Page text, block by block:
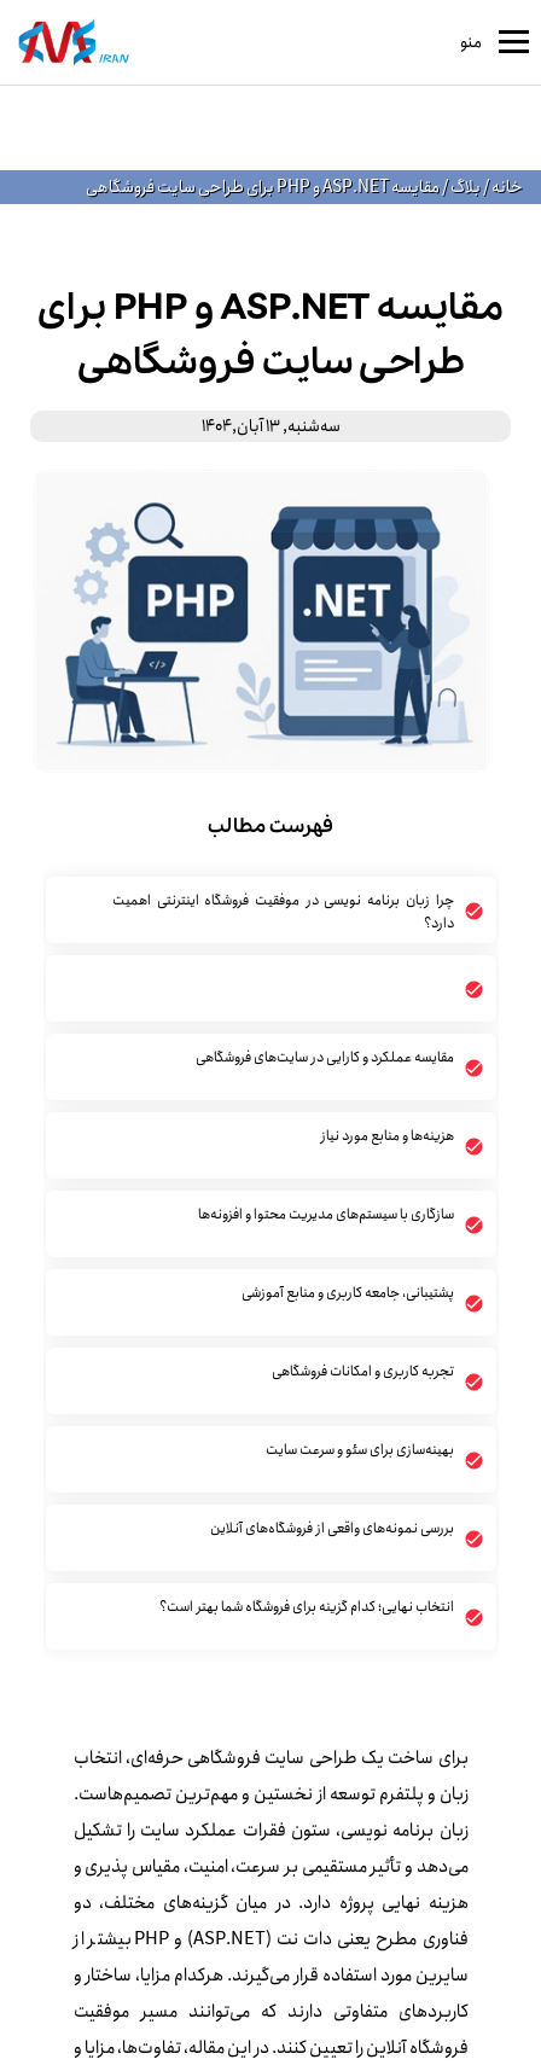
منو
خانه/بلاگ/مقایسه ASP.NET و PHP برای طراحی سایت فروشگاهی
مقایسه ASP.NET و PHP برای
طراحی سایت فروشگاهی
ﺳﻪشنبه, 13 آبان,1404
فهرست مطالب
چرا زبان برنامه‌ نویسی در موفقیت فروشگاه اینترنتی اهمیت
دارد؟
مقایسه عملکرد و کارایی در سایت‌های فروشگاهی
هزینه‌ها و منابع مورد نیاز
سازگاری با سیستم‌های مدیریت محتوا و افزونه‌ها
پشتیبانی، جامعه کاربری و منابع آموزشی
تجربه کاربری و امکانات فروشگاهی
بهینه‌سازی برای سئو و سرعت سایت
بررسی نمونه‌های واقعی از فروشگاه‌های آنلاین
انتخاب نهایی؛ کدام گزینه برای فروشگاه شما بهتر است؟
برای ساخت یک طراحی سایت فروشگاهی حرفه‌ای، انتخاب
زبان و پلتفرم توسعه از نخستین و مهم‌ترین تصمیم‌هاست.
زبان برنامه‌ نویسی، ستون فقرات عملکرد سایت را تشکیل
می‌دهد و تأثیر مستقیمی بر سرعت، امنیت، مقیاس‌ پذیری و
هزینه نهایی پروژه دارد. در میان گزینه‌های مختلف، دو
فناوری مطرح یعنی دات‌ نت (ASP.NET) و PHP بیشتر از
سایرین مورد استفاده قرار می‌گیرند. هرکدام مزایا، ساختار و
کاربردهای متفاوتی دارند که می‌توانند مسیر موفقیت
فروشگاه آنلاین را تعیین کنند. در این مقاله، تفاوت‌ها، مزایا و